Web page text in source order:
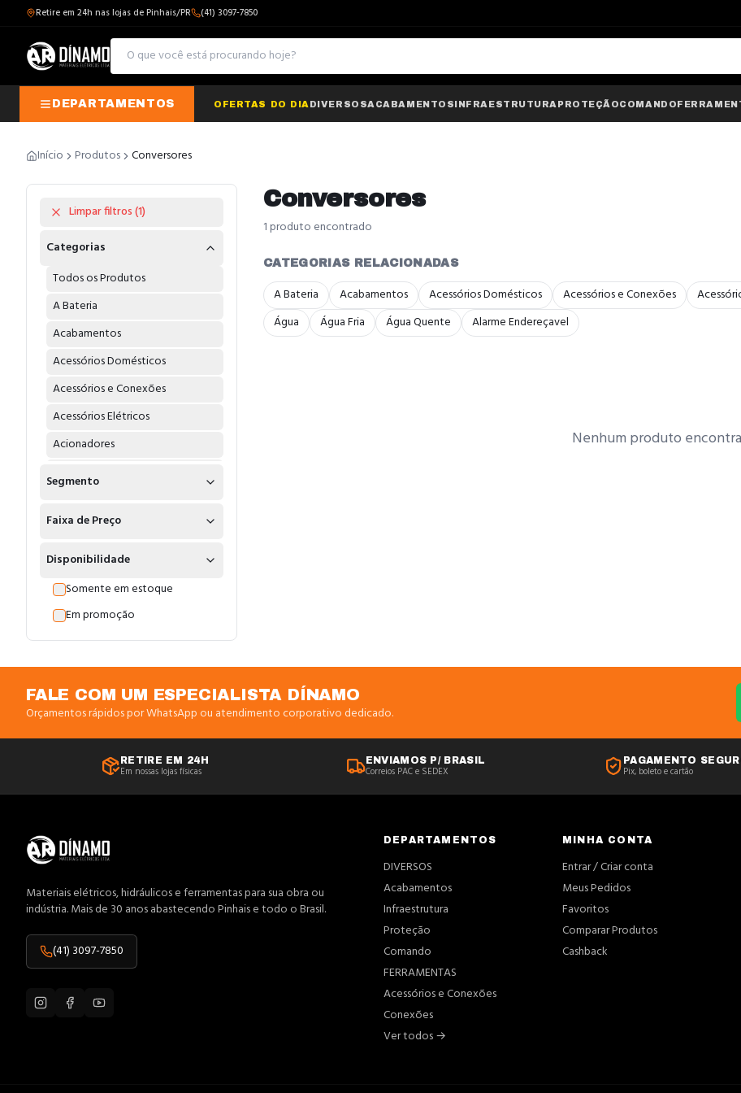
Retire em 24h nas lojas de Pinhais/PR (41) 3097-7850
DEPARTAMENTOS OFERTAS DO DIA DIVERSOSACABAMENTOSINFRAESTRUTURA PROTEÇÃOCOMANDO
Início Produtos Conversores
Limpar filtros (1)
Categorias
Todos os Produtos
A Bateria
Acabamentos
Acessórios Domésticos
Acessórios e Conexões
Acessórios Elétricos
Acionadores
Água
Água Fria
Água Quente
Alarme Endereçavel
Alicates
Amperimetros
Amplificadores
Anel
Arame
Arco Serra
Área Externa
Atuadores
Bandeja
Banheiro
Segmento
Faixa de Preço
Disponibilidade
Somente em estoque
Em promoção
Conversores
1produto encontrado
CATEGORIAS RELACIONADAS
A Bateria Acabamentos Acessórios Domésticos Acessórios e Conexões
Água
Água Fria Água Quente Alarme Endereçavel
Nenhum produto
FALE COM UM ESPECIALISTA DÍNAMO
Orçamentos rápidos por WhatsApp ou atendimento corporativo dedicado.
RETIRE EM 24H
Em nossas lojas físicas
ENVIAMOS P/ BRASIL
Correios PAC e SEDEX
PAGAMENTO
Pix, boleto e cartão
Materiais elétricos, hidráulicos e ferramentas para sua obra ou
indústria. Mais de 30 anos abastecendo Pinhais e todo o Brasil.
(41) 3097-7850
DEPARTAMENTOS
DIVERSOS
Acabamentos
Infraestrutura
Proteção
Comando
FERRAMENTAS
Acessórios e Conexões
Conexões
Ver todos →
MINHA CONTA
Entrar / Criar conta
Meus Pedidos
Favoritos
Comparar Produtos
Cashback